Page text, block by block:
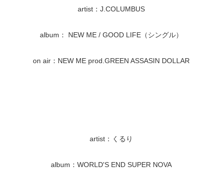
artist：J.COLUMBUS
album： NEW ME / GOOD LIFE（シングル）
on air：NEW ME prod.GREEN ASSASIN DOLLAR
artist：くるり
album：WORLD'S END SUPER NOVA